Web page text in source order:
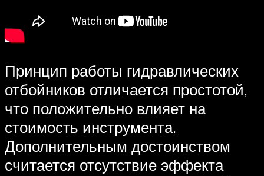
Принцип работы гидравлических
отбойников отличается простотой,
что положительно влияет на
стоимость инструмента.
Дополнительным достоинством
считается отсутствие эффекта